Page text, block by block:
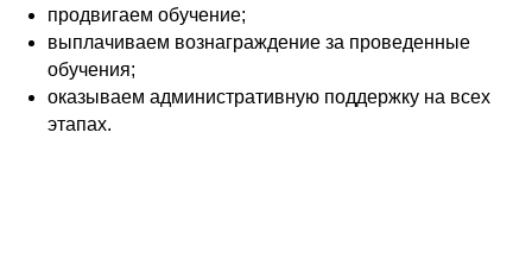
продвигаем обучение;
выплачиваем вознаграждение за проведенные
обучения;
оказываем административную поддержку на всех
этапах.